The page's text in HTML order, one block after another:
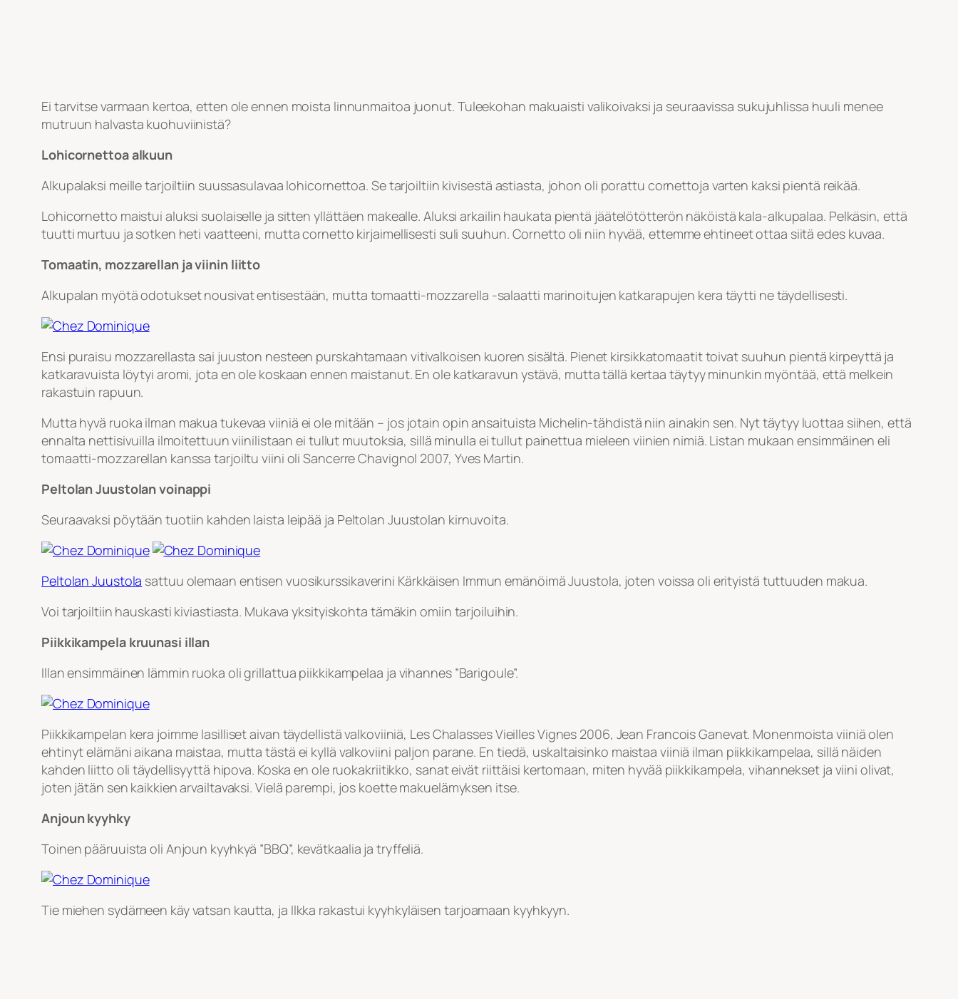
Ei tarvitse varmaan kertoa, etten ole ennen moista linnunmaitoa juonut. Tuleekohan makuaisti valikoivaksi ja seuraavissa sukujuhlissa huuli menee
mutruun halvasta kuohuviinistä?
Lohicornettoa alkuun
Alkupalaksi meille tarjoiltiin suussasulavaa lohicornettoa. Se tarjoiltiin kivisestä astiasta, johon oli porattu cornettoja varten kaksi pientä reikää.
Lohicornetto maistui aluksi suolaiselle ja sitten yllättäen makealle. Aluksi arkailin haukata pientä jäätelötötterön näköistä kala-alkupalaa. Pelkäsin, että
tuutti murtuu ja sotken heti vaatteeni, mutta cornetto kirjaimellisesti suli suuhun. Cornetto oli niin hyvää, ettemme ehtineet ottaa siitä edes kuvaa.
Tomaatin, mozzarellan ja viinin liitto
Alkupalan myötä odotukset nousivat entisestään, mutta tomaatti-mozzarella -salaatti marinoitujen katkarapujen kera täytti ne täydellisesti.
Ensi puraisu mozzarellasta sai juuston nesteen purskahtamaan vitivalkoisen kuoren sisältä. Pienet kirsikkatomaatit toivat suuhun pientä kirpeyttä ja
katkaravuista löytyi aromi, jota en ole koskaan ennen maistanut. En ole katkaravun ystävä, mutta tällä kertaa täytyy minunkin myöntää, että melkein
rakastuin rapuun.
Mutta hyvä ruoka ilman makua tukevaa viiniä ei ole mitään – jos jotain opin ansaituista Michelin-tähdistä niin ainakin sen. Nyt täytyy luottaa siihen, että
ennalta nettisivuilla ilmoitettuun viinilistaan ei tullut muutoksia, sillä minulla ei tullut painettua mieleen viinien nimiä. Listan mukaan ensimmäinen eli
tomaatti-mozzarellan kanssa tarjoiltu viini oli Sancerre Chavignol 2007, Yves Martin.
Peltolan Juustolan voinappi
Seuraavaksi pöytään tuotiin kahden laista leipää ja Peltolan Juustolan kirnuvoita.
Peltolan Juustola sattuu olemaan entisen vuosikurssikaverini Kärkkäisen Immun emänöimä Juustola, joten voissa oli erityistä tuttuuden makua.
Voi tarjoiltiin hauskasti kiviastiasta. Mukava yksityiskohta tämäkin omiin tarjoiluihin.
Piikkikampela kruunasi illan
Illan ensimmäinen lämmin ruoka oli grillattua piikkikampelaa ja vihannes ”Barigoule”.
Piikkikampelan kera joimme lasilliset aivan täydellistä valkoviiniä, Les Chalasses Vieilles Vignes 2006, Jean Francois Ganevat. Monenmoista viiniä olen
ehtinyt elämäni aikana maistaa, mutta tästä ei kyllä valkoviini paljon parane. En tiedä, uskaltaisinko maistaa viiniä ilman piikkikampelaa, sillä näiden
kahden liitto oli täydellisyyttä hipova. Koska en ole ruokakriitikko, sanat eivät riittäisi kertomaan, miten hyvää piikkikampela, vihannekset ja viini olivat,
joten jätän sen kaikkien arvailtavaksi. Vielä parempi, jos koette makuelämyksen itse.
Anjoun kyyhky
Toinen pääruuista oli Anjoun kyyhkyä ”BBQ”, kevätkaalia ja tryffeliä.
Tie miehen sydämeen käy vatsan kautta, ja Ilkka rakastui kyyhkyläisen tarjoamaan kyyhkyyn.